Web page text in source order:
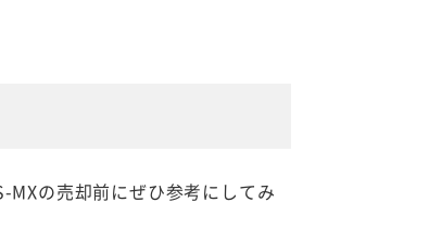
の売却前にぜひ参考にしてみ